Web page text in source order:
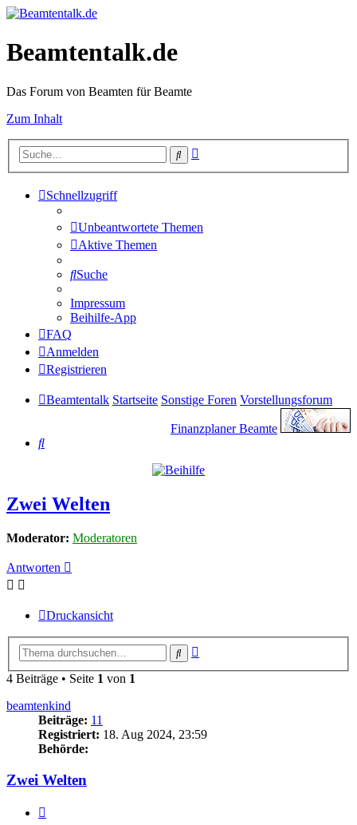
Beamtentalk.de
Das Forum von Beamten für Beamte
Zum Inhalt
Suche
Schnellzugriff
Unbeantwortete Themen
Aktive Themen
Suche
Impressum
Beihilfe-App
FAQ
Anmelden
Registrieren
Beamtentalk Startseite Sonstige Foren Vorstellungsforum
Finanzplaner Beamte
Suche
Zwei Welten
Moderator: Moderatoren
Antworten
Druckansicht
Suche
4 Beiträge • Seite 1 von 1
beamtenkind
Beiträge: 11
Registriert: 18. Aug 2024, 23:59
Behörde:
Zwei Welten